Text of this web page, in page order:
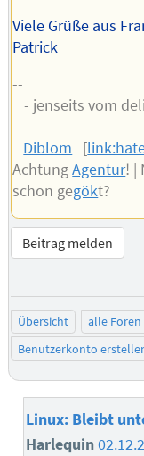
Viele Grüße aus
Patrick
--
_ - jenseits vom
Diblom [
AchtungAgentur! |
schon gegökt?
Beitrag melden
Übersicht alle Foren
Benutzerkonto
Linux: Bleibt
Harlequin